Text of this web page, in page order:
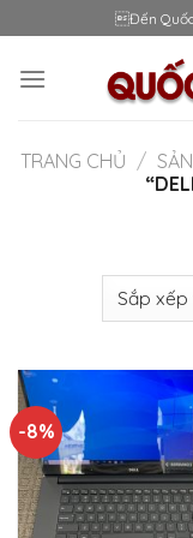
to
content
Đến Quốc
TRANG CHỦ /
-8%